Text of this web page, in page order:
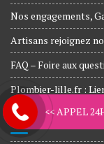
Nos engagements,
Artisans rejoignez
FAQ – Foire aux
Plombier-lille.fr :
Informations
<< APPEL